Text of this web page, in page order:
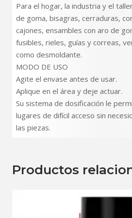
Para el hogar, la industria y el
de goma, bisagras, cerraduras,
cajones, ensambles con aro de
fusibles, rieles, guías y correas,
como desmoldante.
MODO DE USO
Agite el envase antes de usar.
Aplique en el área y deje actuar.
Su sistema de dosificación le
lugares de difícil acceso sin
las piezas.
Productos